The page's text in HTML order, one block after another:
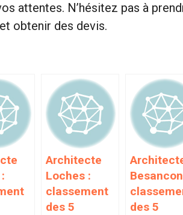
attentes. N’hésitez pas à
obtenir des devis.
Architecte
Loches :
classement
des 5
des 5